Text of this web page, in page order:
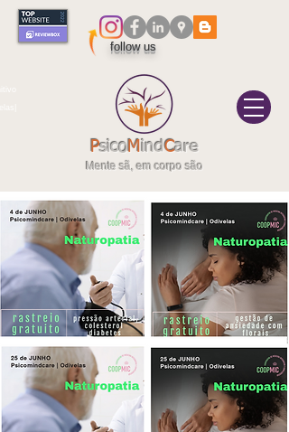
PsicoMindCare
Mente sã, em corpo são
follow us